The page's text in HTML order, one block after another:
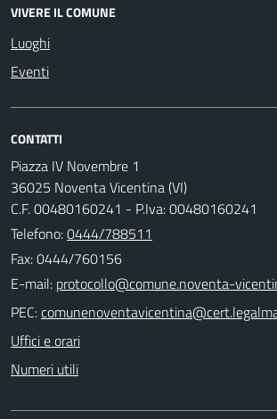
VIVERE IL COMUNE
Luoghi
Eventi
CONTATTI
Piazza IV Novembre 1
36025 Noventa Vicentina (VI)
C.F. 00480160241 - P.Iva: 00480160241
Telefono:0444/788511
Fax: 0444/760156
E-mail:
PEC:
Uffici e orari
Numeri utili